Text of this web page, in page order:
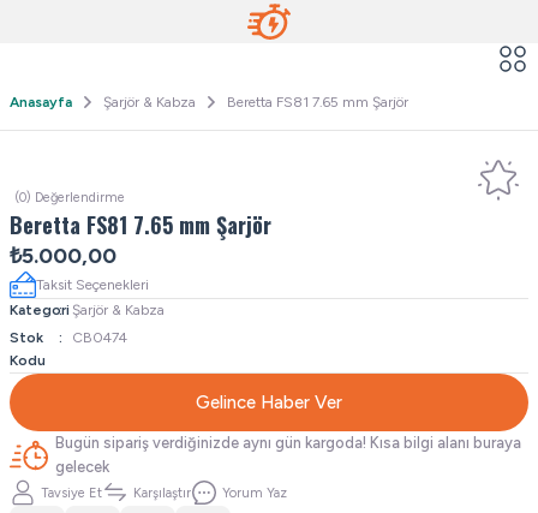
Anasayfa Şarjör & Kabza Beretta FS81 7.65 mm Şarjör
(0) Değerlendirme
Beretta FS81 7.65 mm Şarjör
₺5.000,00
Taksit Seçenekleri
Kategori Şarjör & Kabza
Stok
Kodu
CB0474
Gelince Haber Ver
Bugün sipariş verdiğinizde aynı gün kargoda! Kısa bilgi alanı buraya
gelecek
Tavsiye Et Karşılaştır Yorum Yaz